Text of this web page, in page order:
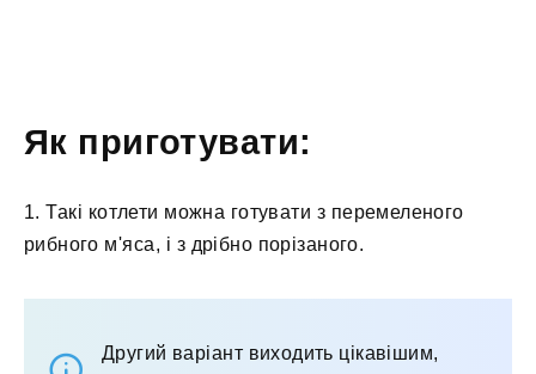
Як приготувати:
1. Такі котлети можна готувати з перемеленого
рибного м'яса, і з дрібно порізаного.
Другий варіант виходить цікавішим,